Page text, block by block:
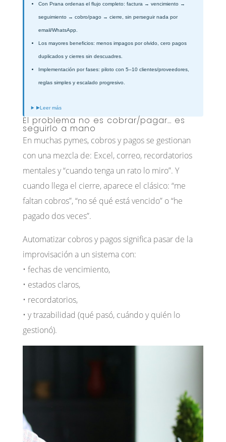
Con Prana ordenas el flujo completo: factura → vencimiento →
seguimiento → cobro/pago → cierre, sin perseguir nada por
email/WhatsApp.
Los mayores beneficios: menos impagos por olvido, cero pagos
duplicados y cierres sin descuadres.
Implementación por fases: piloto con 5–10 clientes/proveedores,
reglas simples y escalado progresivo.
▶Leer más
El problema no es cobrar/pagar… es
seguirlo a mano
En muchas pymes, cobros y pagos se gestionan
con una mezcla de: Excel, correo, recordatorios
mentales y “cuando tenga un rato lo miro”. Y
cuando llega el cierre, aparece el clásico: “me
faltan cobros”, “no sé qué está vencido” o “he
pagado dos veces”.
Automatizar cobros y pagos significa pasar de la
improvisación a un sistema con:
• fechas de vencimiento,
• estados claros,
• recordatorios,
• y trazabilidad (qué pasó, cuándo y quién lo
gestionó).